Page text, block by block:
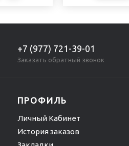
+7 (977) 721-39-01
Заказать обратный звонок
ПРОФИЛЬ
Личный Кабинет
История заказов